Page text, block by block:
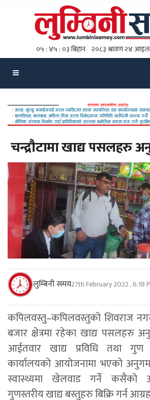
चन्द्रौटामा खाद्य पसलहरु
लुम्बिनी समय27th February 2022 , 6:18
कपिलवस्तु–कपिलवस्तुको शिवराज
बजार क्षेत्रमा रहेका खाद्य पसलहरु
आईतवार खाद्य प्रविधि तथा गुण
कार्यालयको आयोजनामा भएको
स्वास्थ्यमा खेलवाड गर्ने कसैको
गुणस्तरीय खाद्य बस्तुहरु बिक्रि गर्न